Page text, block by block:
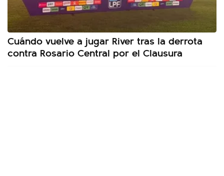
Cuándo vuelve a jugar River tras la derrota
contra Rosario Central por el Clausura